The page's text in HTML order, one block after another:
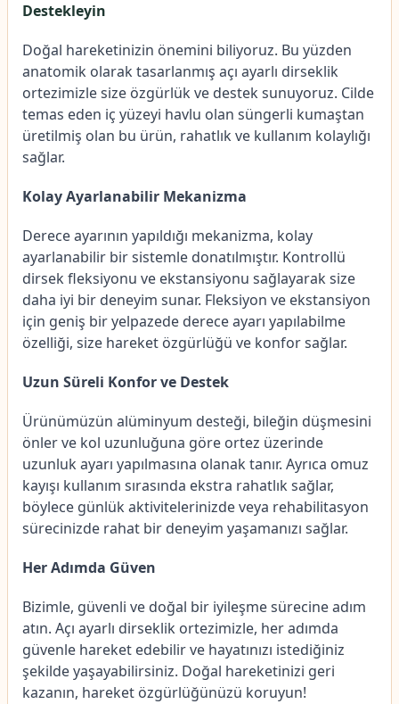
Destekleyin
Doğal hareketinizin önemini biliyoruz. Bu yüzden
anatomik olarak tasarlanmış açı ayarlı dirseklik
ortezimizle size özgürlük ve destek sunuyoruz. Cilde
temas eden iç yüzeyi havlu olan süngerli kumaştan
üretilmiş olan bu ürün, rahatlık ve kullanım kolaylığı
sağlar.
Kolay Ayarlanabilir Mekanizma
Derece ayarının yapıldığı mekanizma, kolay
ayarlanabilir bir sistemle donatılmıştır. Kontrollü
dirsek fleksiyonu ve ekstansiyonu sağlayarak size
daha iyi bir deneyim sunar. Fleksiyon ve ekstansiyon
için geniş bir yelpazede derece ayarı yapılabilme
özelliği, size hareket özgürlüğü ve konfor sağlar.
Uzun Süreli Konfor ve Destek
Ürünümüzün alüminyum desteği, bileğin düşmesini
önler ve kol uzunluğuna göre ortez üzerinde
uzunluk ayarı yapılmasına olanak tanır. Ayrıca omuz
kayışı kullanım sırasında ekstra rahatlık sağlar,
böylece günlük aktivitelerinizde veya rehabilitasyon
sürecinizde rahat bir deneyim yaşamanızı sağlar.
Her Adımda Güven
Bizimle, güvenli ve doğal bir iyileşme sürecine adım
atın. Açı ayarlı dirseklik ortezimizle, her adımda
güvenle hareket edebilir ve hayatınızı istediğiniz
şekilde yaşayabilirsiniz. Doğal hareketinizi geri
kazanın, hareket özgürlüğünüzü koruyun!